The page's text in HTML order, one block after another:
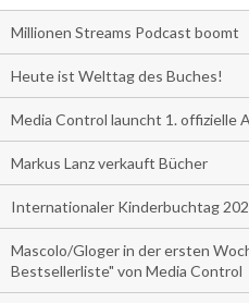
Millionen Streams Podcast boomt
Heute ist Welttag des Buches!
Media Control launcht 1. offizielle
Markus Lanz verkauft Bücher
Internationaler Kinderbuchtag
Mascolo/Gloger in der ersten
Bestsellerliste" von Media Control